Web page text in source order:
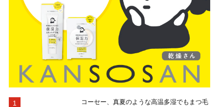
コーセー、真夏のような高温多湿でもまつ毛